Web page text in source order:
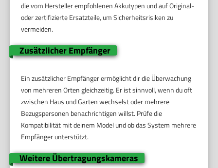
die vom Hersteller empfohlenen Akkutypen und auf Original-
oder zertifizierte Ersatzteile, um Sicherheitsrisiken zu
vermeiden.
Zusätzlicher Empfänger
Ein zusätzlicher Empfänger ermöglicht dir die Überwachung
von mehreren Orten gleichzeitig. Er ist sinnvoll, wenn du oft
zwischen Haus und Garten wechselst oder mehrere
Bezugspersonen benachrichtigen willst. Prüfe die
Kompatibilität mit deinem Model und ob das System mehrere
Empfänger unterstützt.
Weitere Übertragungskameras